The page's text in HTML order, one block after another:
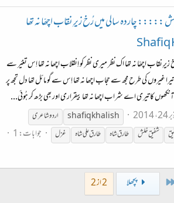
::::: چاردہ سالی میں رُخ زیرِ نقاب اچھّا نہ تھا
نقاب اچھّا نہ تھا اک نظر میری نظر کو اِنقلاب اچھا نہ تھا اِس تغیّر سے
غیروں کی طرح مجھ سے حجاب اچھا نہ تھا اِس سے گو مائل تھا دل تجھ پر
کا تیری اے شراب اچھا نہ تھا بیقراری اور بھی بڑھ کر ہُوئی...
2014
shafiq khalish
اردو شاعری
شفیق خلش طارقشاہ طارقعلیشاہ غزل
جوابات: 1
First
پچھلا 2 از 2